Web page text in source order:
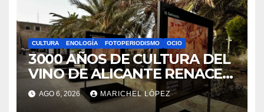
CULTURA ENOLOGÍA FOTOPERIODISMO OCIO
3000 AÑOS DE CULTURA DEL
VINO DE ALICANTE RENACEN
EN EL CASTILLO DE SANTA
BÁRBARA
AGO 6, 2026 MARICHEL LÓPEZ